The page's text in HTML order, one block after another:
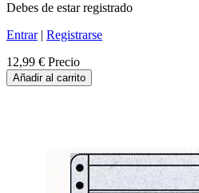
Debes de estar registrado
Entrar| Registrarse
12,99 € Precio
Añadir al carrito